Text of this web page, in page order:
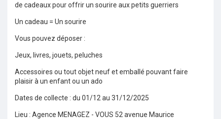
de cadeaux pour offrir un sourire aux petits guerriers
Un cadeau = Un sourire
Vous pouvez déposer :
Jeux, livres, jouets, peluches
Accessoires ou tout objet neuf et emballé pouvant faire
plaisir à un enfant ou un ado
Dates de collecte : du 01/12 au 31/12/2025
Lieu : Agence MENAGEZ - VOUS 52 avenue Maurice